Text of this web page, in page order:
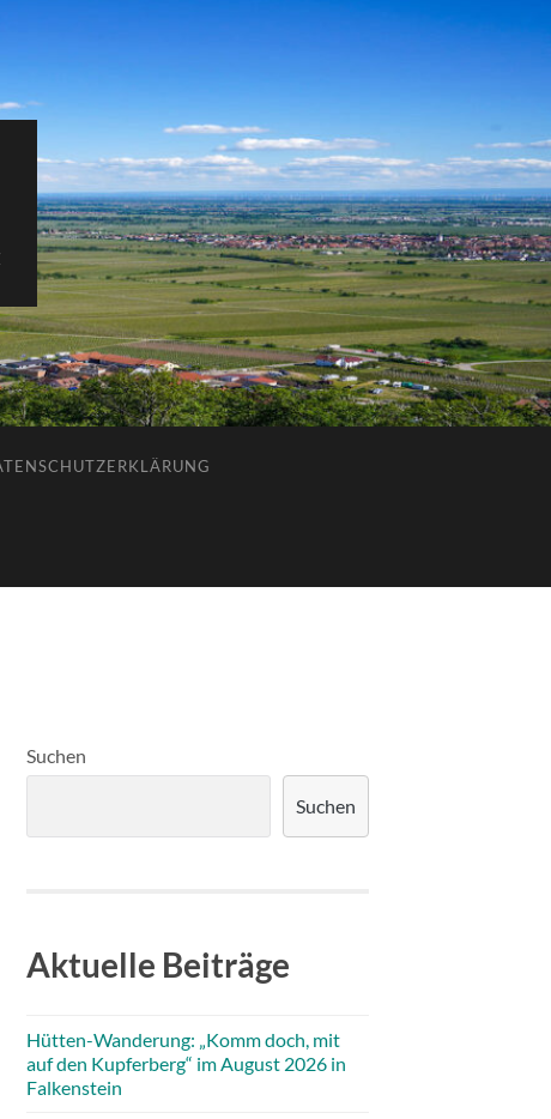
Suchen
Suchen
Aktuelle Beiträge
Hütten-Wanderung: „Komm doch, mit
auf den Kupferberg“ im August 2026 in
Falkenstein